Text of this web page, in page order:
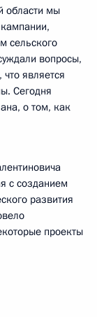
области мы
сельского
вопросы,
, что является
Сегодня
о том, как
с созданием
развития
проекты